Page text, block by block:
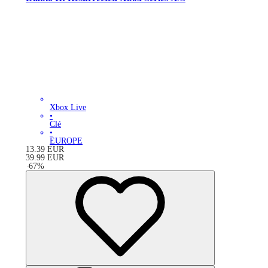
Xbox Live
•
Clé
•
EUROPE
13.39 EUR
39.99 EUR
-67%